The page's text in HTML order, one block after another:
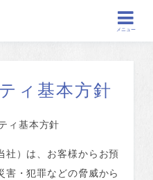
メニュー
ィ基本方針
ィ基本方針
社）は、お客様からお預
害・犯罪などの脅威から